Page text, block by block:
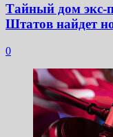
Тайный дом экс-
Штатов найдет
0